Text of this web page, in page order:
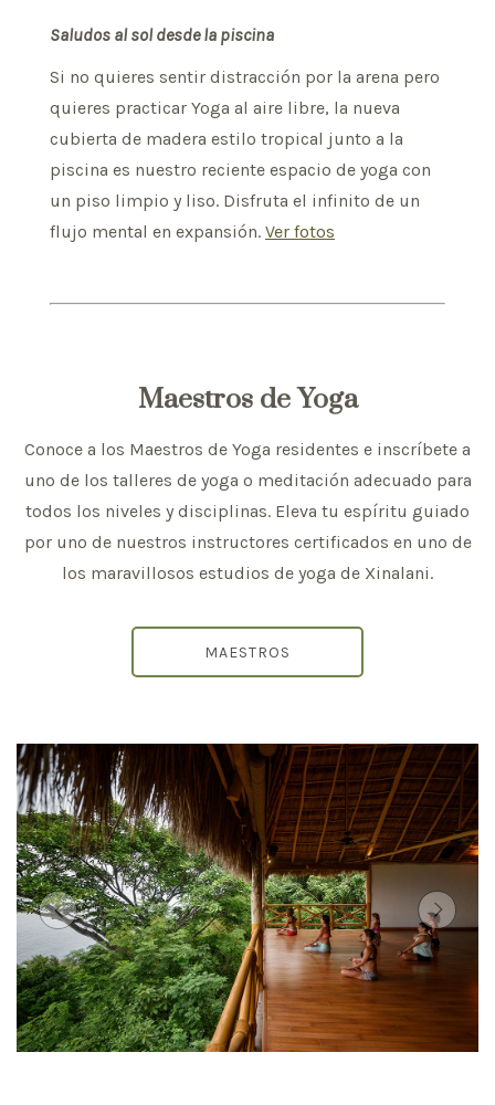
Saludos al sol desde la piscina
Si no quieres sentir distracción por la arena pero
quieres practicar Yoga al aire libre, la nueva
cubierta de madera estilo tropical junto a la
piscina es nuestro reciente espacio de yoga con
un piso limpio y liso. Disfruta el infinito de un
flujo mental en expansión. Ver fotos
Maestros de Yoga
Conoce a los Maestros de Yoga residentes e inscríbete a
uno de los talleres de yoga o meditación adecuado para
todos los niveles y disciplinas. Eleva tu espíritu guiado
por uno de nuestros instructores certificados en uno de
los maravillosos estudios de yoga de Xinalani.
MAESTROS